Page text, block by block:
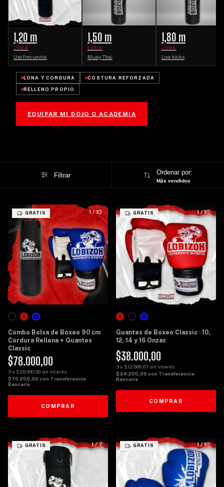
1,20 m
LONA
Uso frecuente
1,50 m
LONA
Muay Thai
1,80 m
LONA
Low kicks
LONA Y CORDURA COSTURA REFORZADA
RELLENO PROPIO
EQUIPAR MI DOJO O ACADEMIA
Filtrar Ordenar por:
Más vendidos
1/10
GRATIS
Combo Bolsa de Boxeo 90 cm
Cordura Rellena + Guantes
Classic
$78.000,00
3x $26.000,00 sin interés
$70.200,00 con Transferencia
Bancaria
COMPRAR
1/10
GRATIS
Guantes de Boxeo Classic · 10,
12, 14 y 16 Onzas
$38.000,00
3x $12.666,67 sin interés
$34.200,00 con Transferencia
Bancaria
COMPRAR
1/7
GRATIS 1/10
GRATIS